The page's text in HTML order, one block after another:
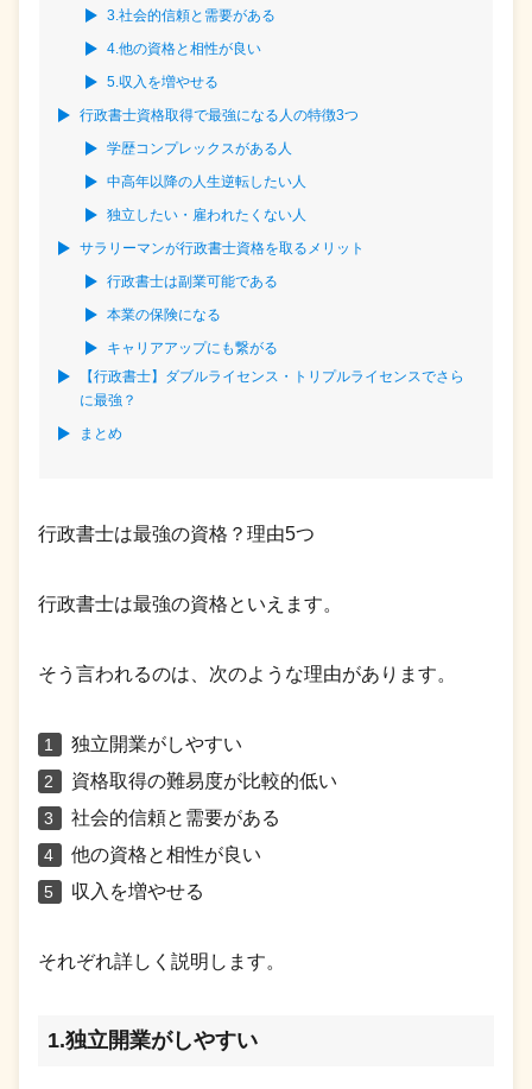
3.社会的信頼と需要がある
4.他の資格と相性が良い
5.収入を増やせる
行政書士資格取得で最強になる人の特徴3つ
学歴コンプレックスがある人
中高年以降の人生逆転したい人
独立したい・雇われたくない人
サラリーマンが行政書士資格を取るメリット
行政書士は副業可能である
本業の保険になる
キャリアアップにも繋がる
【行政書士】ダブルライセンス・トリプルライセンスでさら
に最強？
まとめ
行政書士は最強の資格？理由5つ
行政書士は最強の資格といえます。
そう言われるのは、次のような理由があります。
独立開業がしやすい
資格取得の難易度が比較的低い
社会的信頼と需要がある
他の資格と相性が良い
収入を増やせる
それぞれ詳しく説明します。
1.独立開業がしやすい